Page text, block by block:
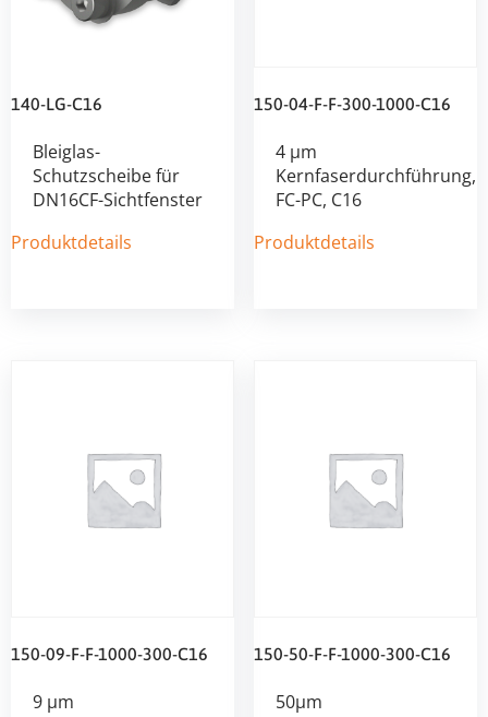
140-LG-C16
Bleiglas-
Schutzscheibe für
DN16CF-Sichtfenster
Produktdetails
150-04-F-F-300-1000-C16
4 µm
Kernfaserdurchführung,
FC-PC, C16
Produktdetails
150-09-F-F-1000-300-C16
9 µm
150-50-F-F-1000-300-C16
50µm